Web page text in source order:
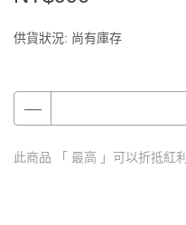
供貨狀況: 尚有庫存
此商品 「 最高 」可以折抵紅利